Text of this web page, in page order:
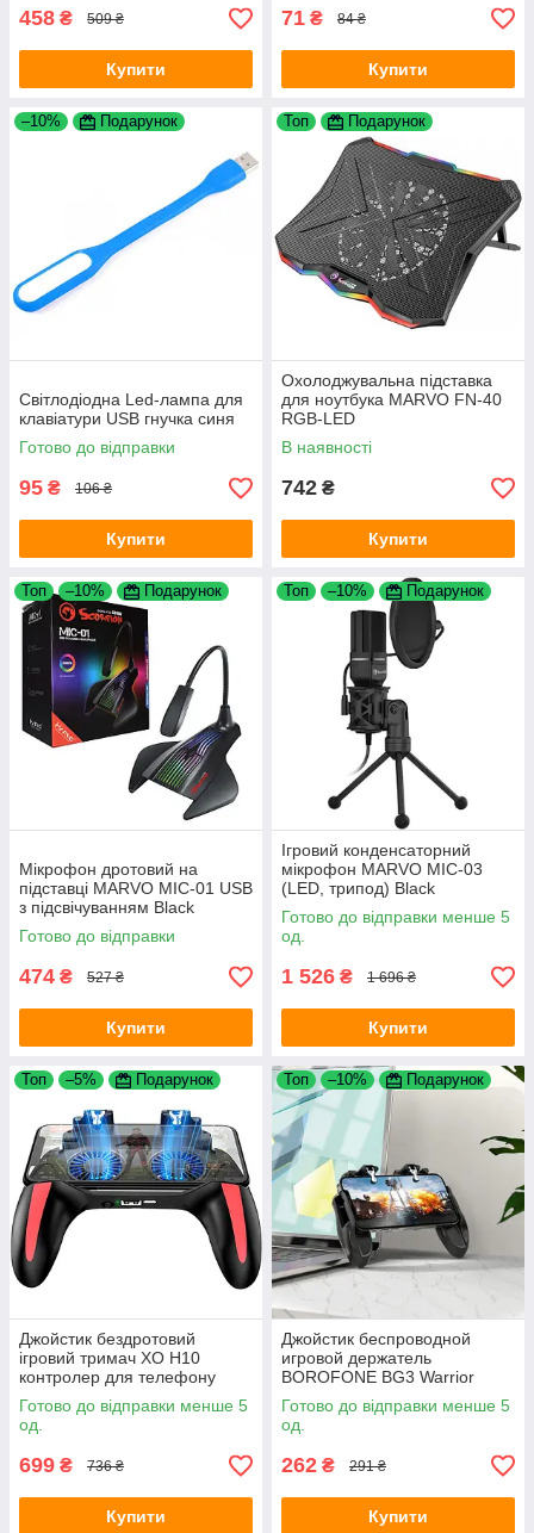
458 ₴ 509 ₴
Купити
71 ₴ 84 ₴
Купити
–10% Подарунок
Світлодіодна Led-лампа для
клавіатури USB гнучка синя
Готово до відправки
95 ₴ 106 ₴
Купити
Топ Подарунок
Охолоджувальна підставка
для ноутбука MARVO FN-40
RGB-LED
В наявності
742 ₴
Купити
Топ –10% Подарунок
Мікрофон дротовий на
підставці MARVO MIC-01 USB
з підсвічуванням Black
Готово до відправки
474 ₴ 527 ₴
Купити
Топ –10% Подарунок
Ігровий конденсаторний
мікрофон MARVO MIC-03
(LED, трипод) Black
Готово до відправки менше 5
од.
1 526 ₴ 1 696 ₴
Купити
Топ –5% Подарунок
Джойстик бездротовий
ігровий тримач XO H10
контролер для телефону
Black
Готово до відправки менше 5
од.
699 ₴ 736 ₴
Купити
Топ –10% Подарунок
Джойстик беспроводной
игровой держатель
BOROFONE BG3 Warrior
контроллер для телефона
Black
Готово до відправки менше 5
од.
262 ₴ 291 ₴
Купити